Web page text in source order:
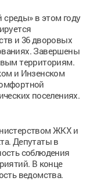
в этом году
и 36 дворовых
Завершены
территориям.
и Инзенском
поселениях.
ЖКХ и
Депутаты в
соблюдения
В конце
ведомства.